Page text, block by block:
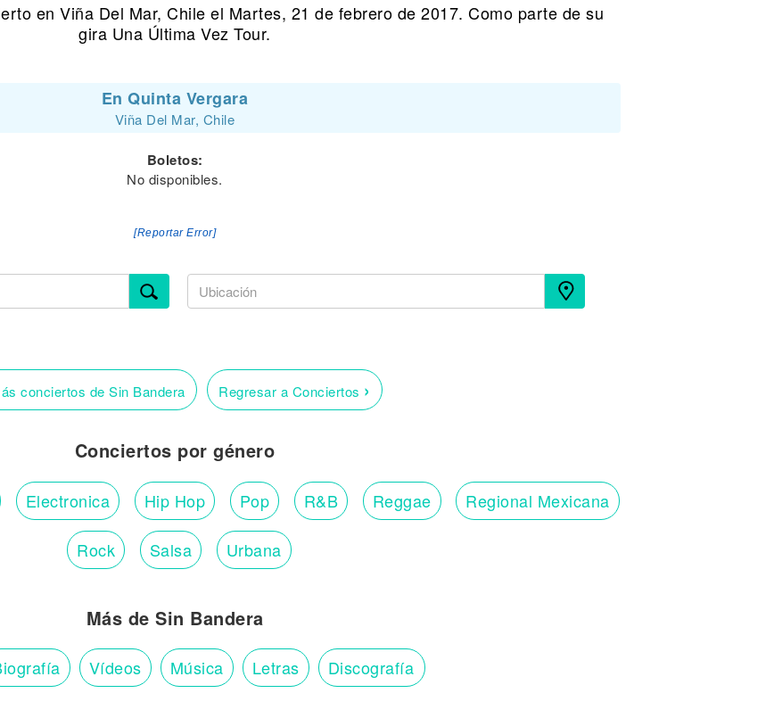
en Viña Del Mar, Chile el Martes, 21 de febrero de 2017. Como parte de su
gira Una Última Vez Tour.
En Quinta Vergara
Viña Del Mar, Chile
Boletos:
No disponibles.
[Reportar Error]
conciertos de Sin Bandera Regresar a Conciertos ›
Conciertos por género
Electronica Hip Hop Pop R&B Reggae Regional Mexicana
Rock Salsa Urbana
Más de Sin Bandera
Vídeos Música Letras Discografía